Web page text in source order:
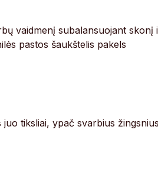
vaidmenį subalansuojant skonį
pastos šaukštelis pakels
tiksliai, ypač svarbius